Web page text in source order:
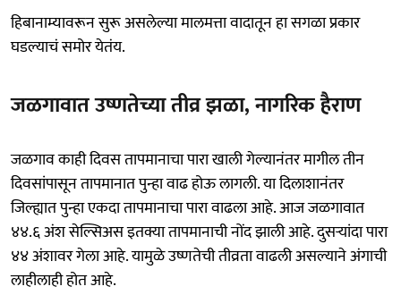
हिबानाम्यावरून सुरू असलेल्या मालमत्ता वादातून हा सगळा प्रकार
घडल्याचं समोर येतंय.
जळगावात उष्णतेच्या तीव्र झळा, नागरिक हैराण
जळगाव काही दिवस तापमानाचा पारा खाली गेल्यानंतर मागील तीन
दिवसांपासून तापमानात पुन्हा वाढ होऊ लागली. या दिलाशानंतर
जिल्ह्यात पुन्हा एकदा तापमानाचा पारा वाढला आहे. आज जळगावात
४४.६ अंश सेल्सिअस इतक्या तापमानाची नोंद झाली आहे. दुसऱ्यांदा पारा
४४ अंशावर गेला आहे. यामुळे उष्णतेची तीव्रता वाढली असल्याने अंगाची
लाहीलाही होत आहे.